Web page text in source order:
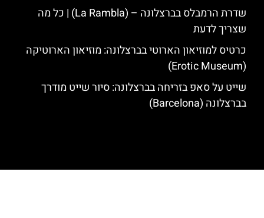
שדרת הרמבלס בברצלונה – (La Rambla) | כל מה
שצריך לדעת
כרטיס למוזיאון הארוטי בברצלונה: מוזיאון הארוטיקה
(Erotic Museum)
שייט על סאפ בזריחה בברצלונה: סיור שייט מודרך
בברצלונה (Barcelona)